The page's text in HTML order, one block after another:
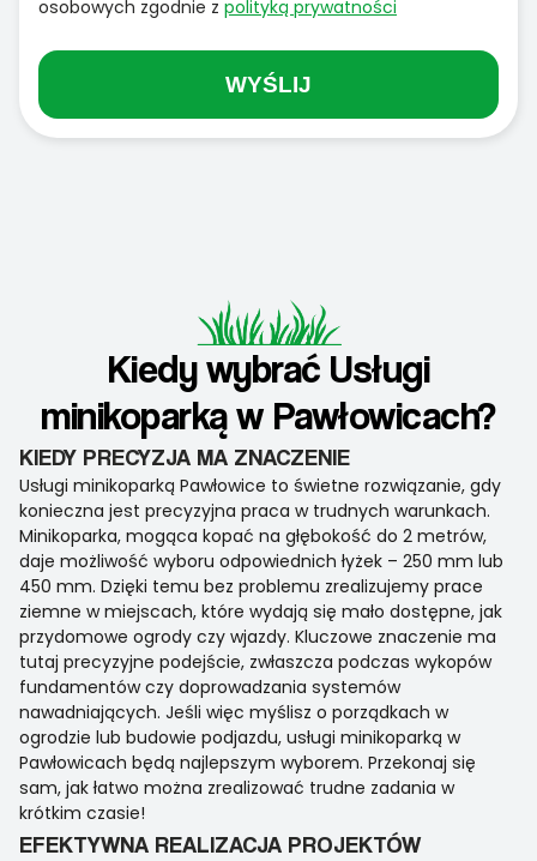
osobowych zgodnie z polityką prywatności
WYŚLIJ
Kiedy wybrać Usługi
minikoparką w Pawłowicach?
KIEDY PRECYZJA MA ZNACZENIE
Usługi minikoparką Pawłowice to świetne rozwiązanie, gdy
konieczna jest precyzyjna praca w trudnych warunkach.
Minikoparka, mogąca kopać na głębokość do 2 metrów,
daje możliwość wyboru odpowiednich łyżek – 250 mm lub
450 mm. Dzięki temu bez problemu zrealizujemy prace
ziemne w miejscach, które wydają się mało dostępne, jak
przydomowe ogrody czy wjazdy. Kluczowe znaczenie ma
tutaj precyzyjne podejście, zwłaszcza podczas wykopów
fundamentów czy doprowadzania systemów
nawadniających. Jeśli więc myślisz o porządkach w
ogrodzie lub budowie podjazdu, usługi minikoparką w
Pawłowicach będą najlepszym wyborem. Przekonaj się
sam, jak łatwo można zrealizować trudne zadania w
krótkim czasie!
EFEKTYWNA REALIZACJA PROJEKTÓW